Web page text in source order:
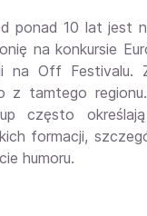
ponad 10 lat jest
na konkursie
na Off Festivalu.
z tamtego
często
formacji,
humoru.